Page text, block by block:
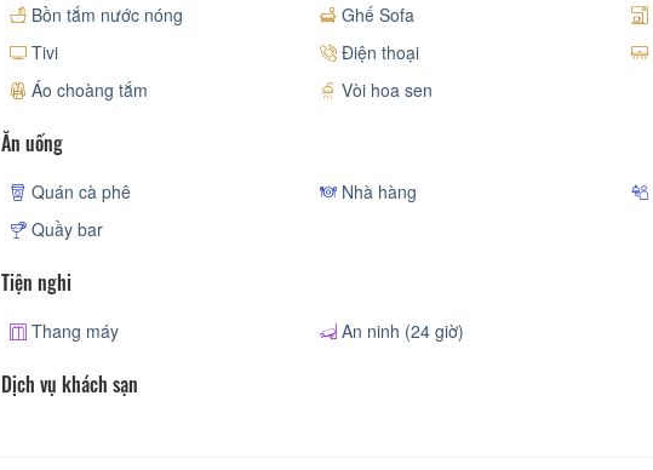
Bồn tắm nước nóng Ghế Sofa
Tivi
Điện thoại
Áo choàng tắm
Vòi hoa sen
Ăn uống
Quán cà phê Nhà hàng
Quầy bar
Tiện nghi
Thang máy An ninh (24 giờ)
Dịch vụ khách sạn